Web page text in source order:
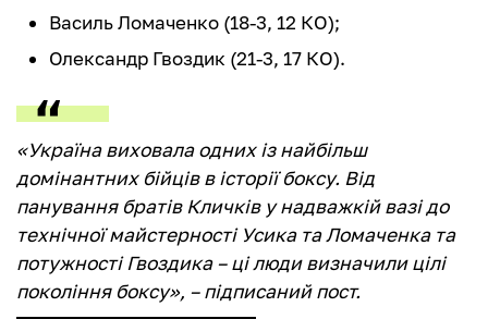
Василь Ломаченко (18-3, 12 КО);
Олександр Гвоздик (21-3, 17 КО).
«Україна виховала одних із найбільш
домінантних бійців в історії боксу. Від
панування братів Кличків у надважкій вазі до
технічної майстерності Усика та Ломаченка та
потужності Гвоздика – ці люди визначили цілі
покоління боксу», – підписаний пост.